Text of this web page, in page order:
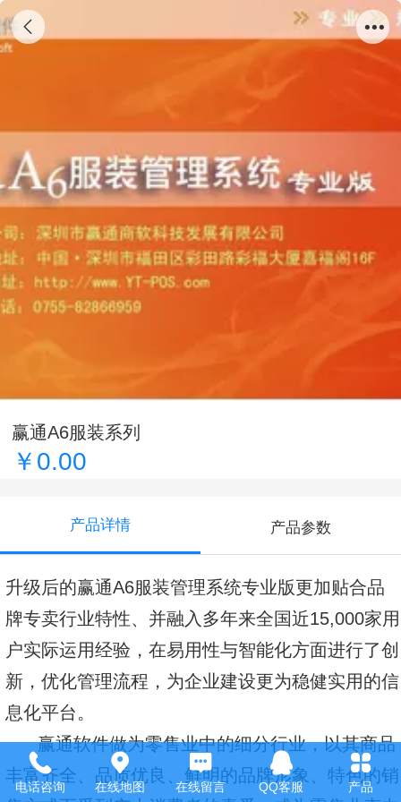
赢通A6服装系列
￥0.00
产品详情 产品参数
升级后的赢通A6服装管理系统专业版更加贴合品
牌专卖行业特性、并融入多年来全国近15,000家用
户实际运用经验，在易用性与智能化方面进行了创
新，优化管理流程，为企业建设更为稳健实用的信
息化平台。
赢通软件做为零售业中的细分行业，以其商品
丰富齐全、品质优良、鲜明的品牌形象、特色的销
电话咨询 在线地图 在线留言 QQ客服 产品